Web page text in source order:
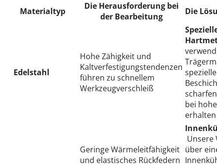
Materialtyp
Die Herausforderung bei
der Bearbeitung
Die
Edelstahl
Hohe Zähigkeit und
Kaltverfestigungstendenzen
führen zu schnellem
Werkzeugverschleiß
bei
erhalten
Geringe Wärmeleitfähigkeit
und elastisches Rückfedern
Unsere
über